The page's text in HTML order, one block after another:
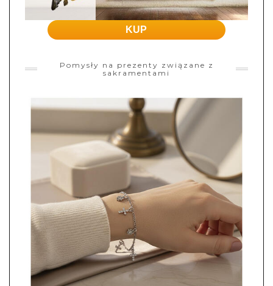
KUP
Pomysły na prezenty związane z
sakramentami